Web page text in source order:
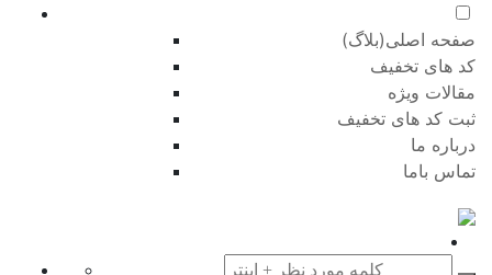
صفحه اصلی(بلاگ)
کد های تخفیف
مقالات ویژه
ثبت کد های تخفیف
درباره ما
تماس باما